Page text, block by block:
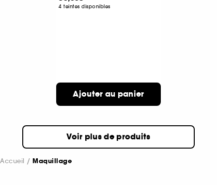
4 teintes disponibles
Ajouter au panier
Voir plus de produits
Accueil Maquillage